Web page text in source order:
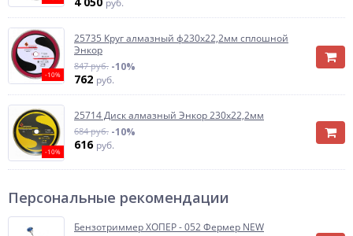
руб.
-10%
25735 Круг алмазный ф230х22,2мм сплошной
Энкор
847 руб. -10%
762 руб.
-10%
25714 Диск алмазный Энкор 230х22,2мм
684 руб. -10%
616 руб.
Персональные рекомендации
Бензотриммер ХОПЕР - 052 Фермер NEW